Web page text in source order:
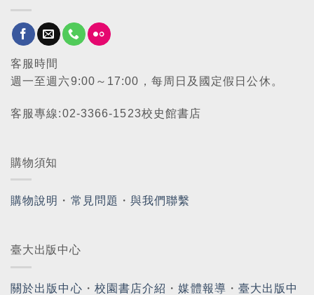
客服時間
週一至週六9:00～17:00，每周日及國定假日公休。
客服專線:02-3366-1523校史館書店
購物須知
購物說明 ・ 常見問題 ・與我們聯繫
臺大出版中心
關於出版中心 ・ 校園書店介紹 ・媒體報導 ・ 臺大出版中